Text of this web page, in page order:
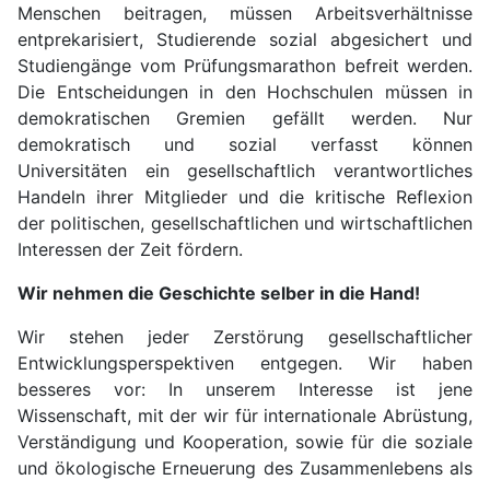
Menschen beitragen, müssen Arbeitsverhältnisse
entprekarisiert, Studierende sozial abgesichert und
Studiengänge vom Prüfungsmarathon befreit werden.
Die Entscheidungen in den Hochschulen müssen in
demokratischen Gremien gefällt werden. Nur
demokratisch und sozial verfasst können
Universitäten ein gesellschaftlich verantwortliches
Handeln ihrer Mitglieder und die kritische Reflexion
der politischen, gesellschaftlichen und wirtschaftlichen
Interessen der Zeit fördern.
Wir nehmen die Geschichte selber in die Hand!
Wir stehen jeder Zerstörung gesellschaftlicher
Entwicklungsperspektiven entgegen. Wir haben
besseres vor: In unserem Interesse ist jene
Wissenschaft, mit der wir für internationale Abrüstung,
Verständigung und Kooperation, sowie für die soziale
und ökologische Erneuerung des Zusammenlebens als